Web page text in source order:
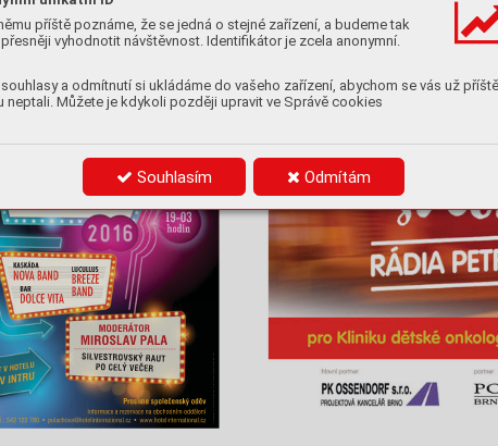
příště poznáme, že se jedná o stejné zařízení, a budeme tak
vyhodnotit návštěvnost. Identifikátor je zcela anonymní.
a odmítnutí si ukládáme do vašeho zařízení, abychom se vás už příště
neptali. Můžete je kdykoli později upravit ve Správě cookies
Souhlasím Odmítám
Produkce: Iva
Řičánková – PRODAG, www.pr
odag.eu